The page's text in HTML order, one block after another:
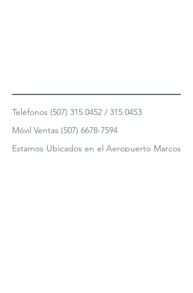
Teléfonos (507) 315.0452 / 315.0453
Móvil Ventas (507) 6678-7594
Estamos Ubicados en el Aeropuerto Marcos